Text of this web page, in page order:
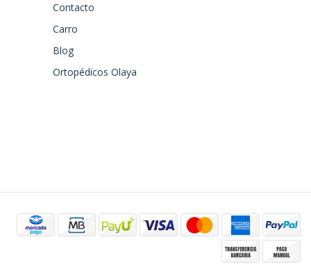
Contacto
Carro
Blog
Ortopédicos Olaya